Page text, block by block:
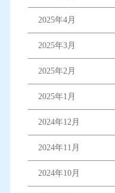
2025年4月
2025年3月
2025年2月
2025年1月
2024年12月
2024年11月
2024年10月